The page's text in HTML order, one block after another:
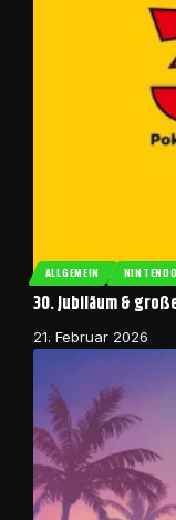
ALLGEMEIN NINTENDO
30. Jubiläum &
21. Februar 2026